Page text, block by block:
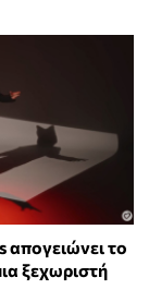
το
ξεχωριστή